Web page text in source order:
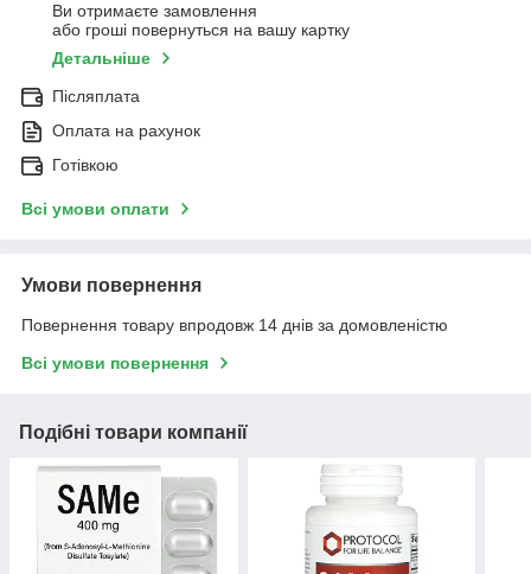
Ви отримаєте замовлення
або гроші повернуться на вашу картку
Детальніше
Післяплата
Оплата на рахунок
Готівкою
Всі умови оплати
Умови повернення
Повернення товару впродовж 14 днів за домовленістю
Всі умови повернення
Подібні товари компанії